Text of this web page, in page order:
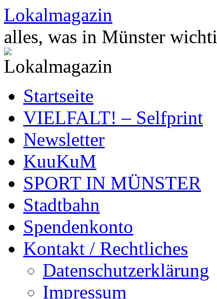
Zum
Inhalt
springen
Lokalmagazin
alles, was in Münster
Startseite
VIELFALT! – Selfprint
Newsletter
KuuKuM
SPORT IN MÜNSTER
Stadtbahn
Spendenkonto
Kontakt / Rechtliches
Datenschutzerklärung
Impressum